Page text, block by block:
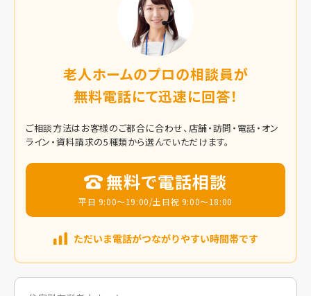
老人ホームのプロの相談員が
無料電話にて迅速に回答！
ご相談方法はお客様のご都合に合わせ、店舗・訪問・電話・オン
ライン・資料請求の5種類から選んでいただけます。
無料で電話相談
平日 9:00～19:00/土日祝 9:00～18:00